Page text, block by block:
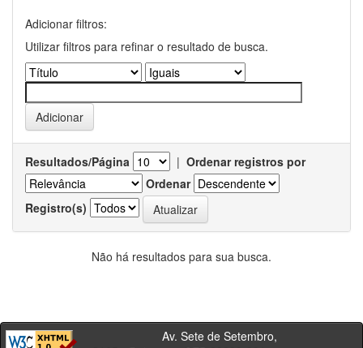
Adicionar filtros:
Utilizar filtros para refinar o resultado de busca.
Resultados/Página | Ordenar registros por
Ordenar
Registro(s)
Não há resultados para sua busca.
Av. Sete de Setembro,